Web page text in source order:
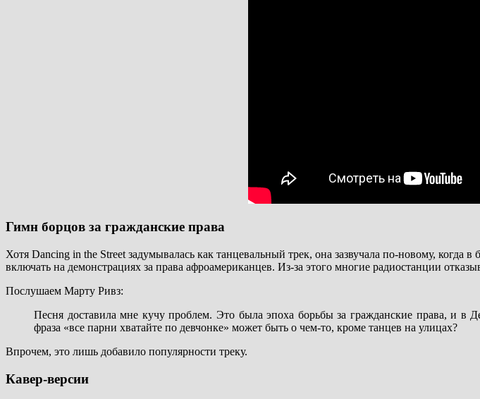
Гимн борцов за гражданские права
Хотя Dancing in the Street задумывалась как танцевальный трек, она зазвучала по-новому,
включать на демонстрациях за права афроамериканцев. Из-за этого многие радиостанции
Послушаем Марту Ривз:
Песня доставила мне кучу проблем. Это была эпоха борьбы за гражданские права, и в
фраза «все парни хватайте по девчонке» может быть о чем-то, кроме танцев на улицах?
Впрочем, это лишь добавило популярности треку.
Кавер-версии